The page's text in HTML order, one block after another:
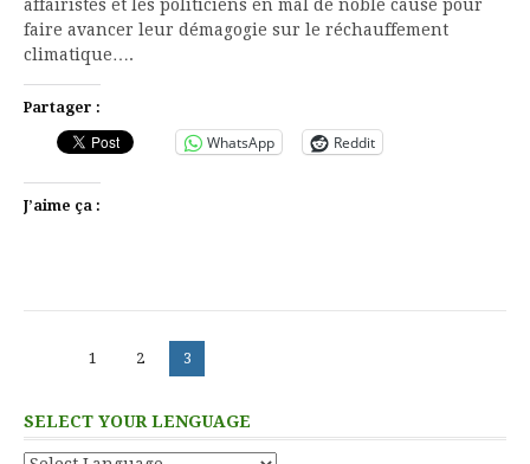
affairistes et les politiciens en mal de noble cause pour
faire avancer leur démagogie sur le réchauffement
climatique….
Partager :
WhatsApp Reddit
J’aime ça :
Pagination
publications
Page
1 Page
2 Page
3
SELECT YOUR LENGUAGE